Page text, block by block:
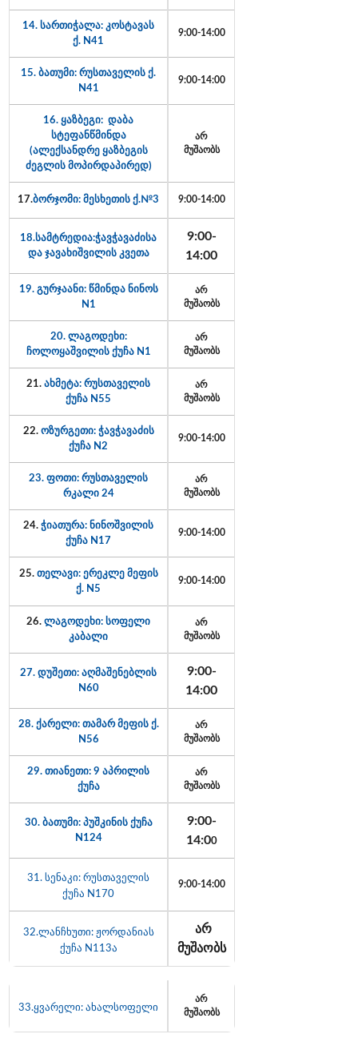
14. სართიჭალა: კოსტავას
ქ. N41
9:00-14:00
15. ბათუმი: რუსთაველის ქ.
N41
9:00-14:00
16. ყაზბეგი: დაბა
სტეფანწმინდა
(ალექსანდრე ყაზბეგის
ძეგლის მოპირდაპირედ)
არ
მუშაობს
17.ბორჯომი: მესხეთის ქ.№3 9:00-14:00
18.სამტრედია:ჭავჭავაძისა
და ჯავახიშვილის კვეთა
9:00-
14:00
19. გურჯაანი: წმინდა ნინოს
N1
არ
მუშაობს
20. ლაგოდეხი:
ჩოლოყაშვილის ქუჩა N1
არ
მუშაობს
21. ახმეტა: რუსთაველის
ქუჩა N55
არ
მუშაობს
22.ოზურგეთი: ჭავჭავაძის
ქუჩა N2
9:00-14:00
23. ფოთი: რუსთაველის
რკალი 24
არ
მუშაობს
24. ჭიათურა: ნინოშვილის
ქუჩა N17
9:00-14:00
25. თელავი: ერეკლე მეფის
ქ. N5
9:00-14:00
26. ლაგოდეხი: სოფელი
კაბალი
არ
მუშაობს
27. დუშეთი: აღმაშენებლის
N60
9:00-
14:00
28. ქარელი: თამარ მეფის ქ.
N56
არ
მუშაობს
29. თიანეთი: 9 აპრილის
ქუჩა
არ
მუშაობს
30. ბათუმი: პუშკინის ქუჩა
N124
9:00-
14:00
31. სენაკი: რუსთაველის
ქუჩა N170
9:00-14:00
32.ლანჩხუთი: ჟორდანიას
ქუჩა N113ა
არ
მუშაობს
33.ყვარელი: ახალსოფელი
არ
მუშაობს